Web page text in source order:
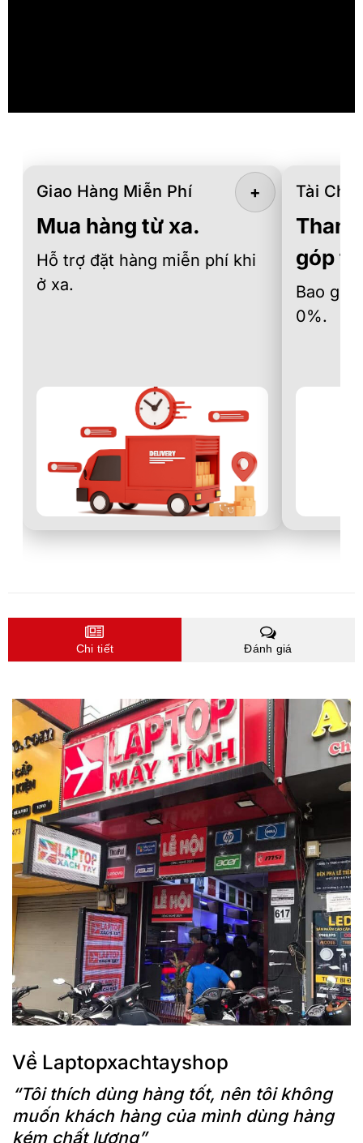
Giao Hàng Miễn Phí
Mua hàng từ xa.
Hỗ trợ đặt hàng miễn phí khi
ở xa.
+ Tài
góp
Bao
0%.
Chi tiết Đánh giá
Về Laptopxachtayshop
“Tôi thích dùng hàng tốt, nên tôi không
muốn khách hàng của mình dùng hàng
kém chất lượng”